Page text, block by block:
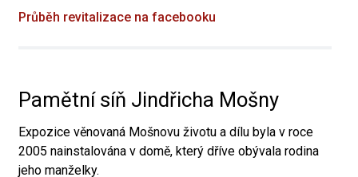
Průběh revitalizace na facebooku
Pamětní síň Jindřicha Mošny
Expozice věnovaná Mošnovu životu a dílu byla v roce
2005 nainstalována v domě, který dříve obývala rodina
jeho manželky.